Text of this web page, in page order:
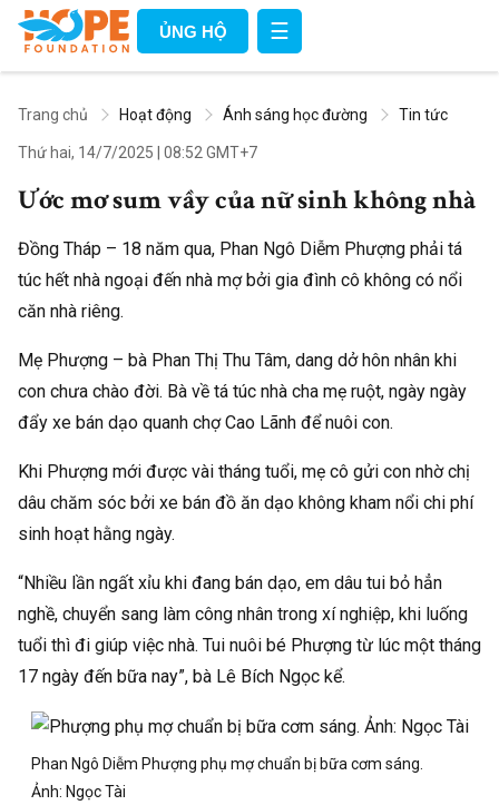
ỦNG HỘ ☰
Trang chủ Hoạt động Ánh sáng học đường Tin tức
Thứ hai, 14/7/2025 08:52 GMT+7
Ước mơ sum vầy của nữ sinh không nhà
Đồng Tháp – 18 năm qua, Phan Ngô Diễm Phượng phải tá
túc hết nhà ngoại đến nhà mợ bởi gia đình cô không có nổi
căn nhà riêng.
Mẹ Phượng – bà Phan Thị Thu Tâm, dang dở hôn nhân khi
con chưa chào đời. Bà về tá túc nhà cha mẹ ruột, ngày ngày
đẩy xe bán dạo quanh chợ Cao Lãnh để nuôi con.
Khi Phượng mới được vài tháng tuổi, mẹ cô gửi con nhờ chị
dâu chăm sóc bởi xe bán đồ ăn dạo không kham nổi chi phí
sinh hoạt hằng ngày.
“Nhiều lần ngất xỉu khi đang bán dạo, em dâu tui bỏ hẳn
nghề, chuyển sang làm công nhân trong xí nghiệp, khi luống
tuổi thì đi giúp việc nhà. Tui nuôi bé Phượng từ lúc một tháng
17 ngày đến bữa nay”, bà Lê Bích Ngọc kể.
Phan Ngô Diễm Phượng phụ mợ chuẩn bị bữa cơm sáng.
Ảnh: Ngọc Tài